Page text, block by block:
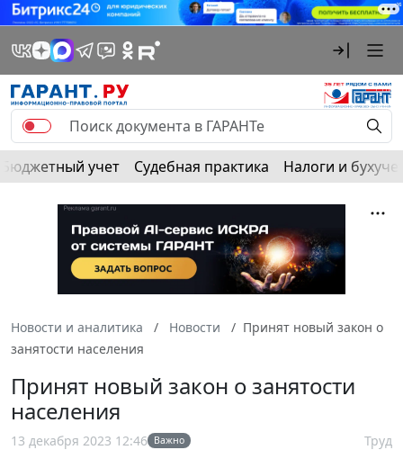
Бюджетный учет Судебная практика Налоги и
Новости и аналитика Новости
Принят новый закон о
занятости населения
Принят новый закон о занятости
населения
13 декабря 2023 12:46 Важно Труд